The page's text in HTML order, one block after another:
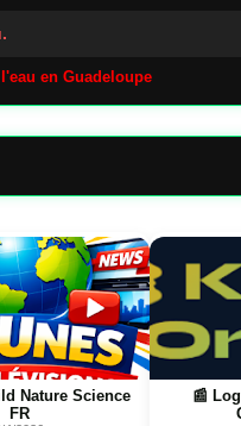
en Guadeloupe
Rungis →
Page
📰 📺 Une